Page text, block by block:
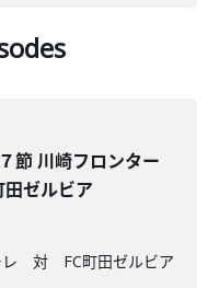
節 川崎フロンター
ゼルビア
レ 対 FC町田ゼルビア